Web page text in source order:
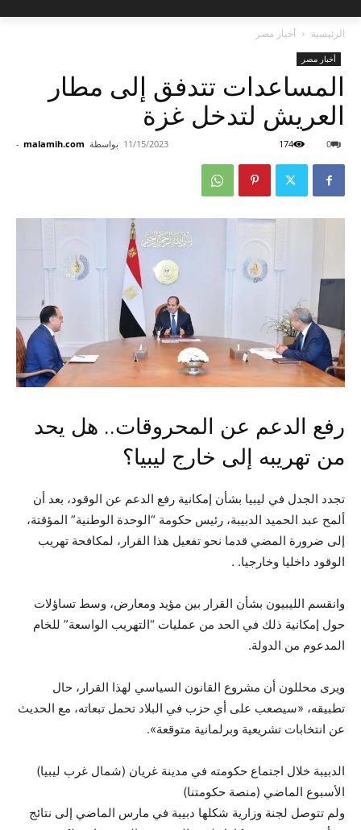
الرئيسية أخبار مصر
أخبار مصر
المساعدات تتدفق إلى مطار
العريش لتدخل غزة
بواسطة malamih.com
- 11/15/2023 0
174
رفع الدعم عن المحروقات.. هل يحد
من تهريبه إلى خارج ليبيا؟
تجدد الجدل في ليبيا بشأن إمكانية رفع الدعم عن الوقود، بعد أن
ألمح عبد الحميد الدبيبة، رئيس حكومة “الوحدة الوطنية” المؤقتة،
إلى ضرورة المضي قدما نحو تفعيل هذا القرار، لمكافحة تهريب
الوقود داخليا وخارجيا. .
وانقسم الليبيون بشأن القرار بين مؤيد ومعارض، وسط تساؤلات
حول إمكانية ذلك في الحد من عمليات “التهريب الواسعة” للخام
المدعوم من الدولة.
ويرى محللون أن مشروع القانون السياسي لهذا القرار، حال
تطبيقه، «سيصعب على أي حزب في البلاد تحمل تبعاته، مع الحديث
عن انتخابات تشريعية وبرلمانية متوقعة».
الدبيبة خلال اجتماع حكومته في مدينة غريان (شمال غرب ليبيا)
الأسبوع الماضي (منصة حكومتنا)
ولم تتوصل لجنة وزارية شكلها دبيبة في مارس الماضي إلى نتائج